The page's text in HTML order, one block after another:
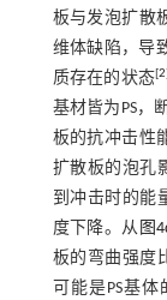
板与发泡扩散
维体缺陷，导
质存在的状态[2]
基材皆为PS，
板的抗冲击性
扩散板的泡孔
到冲击时的能
度下降。从 图
板的弯曲强度
可能是PS基